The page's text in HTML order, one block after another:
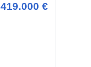
419.000 €